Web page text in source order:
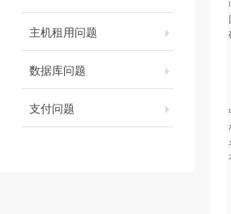
主机租用问题
数据库问题
支付问题